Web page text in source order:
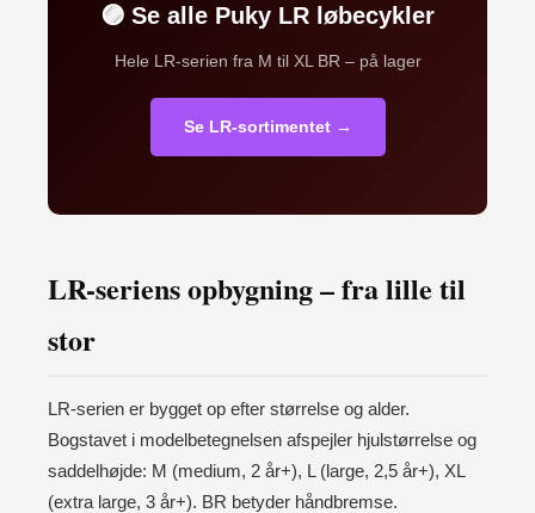
🟣 Se alle Puky LR løbecykler
Hele LR-serien fra M til XL BR – på lager
Se LR-sortimentet →
LR-seriens opbygning – fra lille til
stor
LR-serien er bygget op efter størrelse og alder.
Bogstavet i modelbetegnelsen afspejler hjulstørrelse og
saddelhøjde: M (medium, 2 år+), L (large, 2,5 år+), XL
(extra large, 3 år+). BR betyder håndbremse.